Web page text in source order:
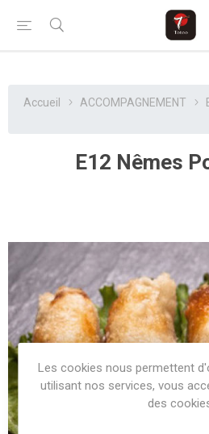
Accueil ACCOMPAGNEMENT
E12 Nêmes
Les cookies nous permettent
utilisant nos services, vous
des